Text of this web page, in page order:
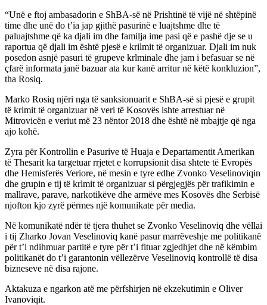
“Unë e ftoj ambasadorin e ShBA-së në Prishtinë të vijë në shtëpinë
time dhe unë do t’ia jap gjithë pasurinë e luajtshme dhe të
paluajtshme që ka djali im dhe familja ime pasi që e pashë dje se u
raportua që djali im është pjesë e krilmit të organizuar. Djali im nuk
posedon asnjë pasuri të grupeve krlminale dhe jam i befasuar se në
çfarë informata janë bazuar ata kur kanë arritur në këtë konkluzion”,
tha Rosiq.
Marko Rosiq njëri nga të sanksionuarit e ShBA-së si pjesë e grupit
të krlmit të organizuar në veri të Kosovës ishte arrestuar në
Mitrovicën e veriut më 23 nëntor 2018 dhe është në mbajtje që nga
ajo kohë.
Zyra për Kontrollin e Pasurive të Huaja e Departamentit Amerikan
të Thesarit ka targetuar rrjetet e korrupsionit disa shtete të Evropës
dhe Hemisferës Veriore, në mesin e tyre edhe Zvonko Veselinoviqin
dhe grupin e tij të krlmit të organizuar si përgjegjës për trafikimin e
mallrave, parave, narkotikëve dhe armëve mes Kosovës dhe Serbisë
njofton kjo zyrë përmes një komunikate për media.
Në komunikatë ndër të tjera thuhet se Zvonko Veselinoviq dhe vëllai
i tij Zharko Jovan Veselinoviq kanë pasur marrëveshje me politikanë
për t’i ndihmuar partitë e tyre për t’i fituar zgjedhjet dhe në këmbim
politikanët do t’i garantonin vëllezërve Veselinoviq kontrollë të disa
bizneseve në disa rajone.
Aktakuza e ngarkon atë me përfshirjen në ekzekutimin e Oliver
Ivanoviqit.